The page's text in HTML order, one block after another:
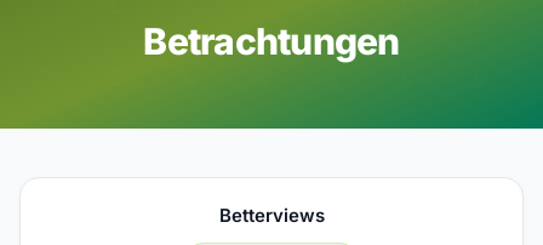
Betrachtungen
Betterviews